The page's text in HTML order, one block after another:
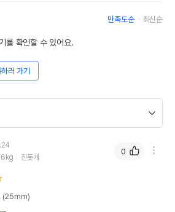
만족도순 최신순
를 확인할 수 있어요.
러 가기
진돗개
(25mm)
0